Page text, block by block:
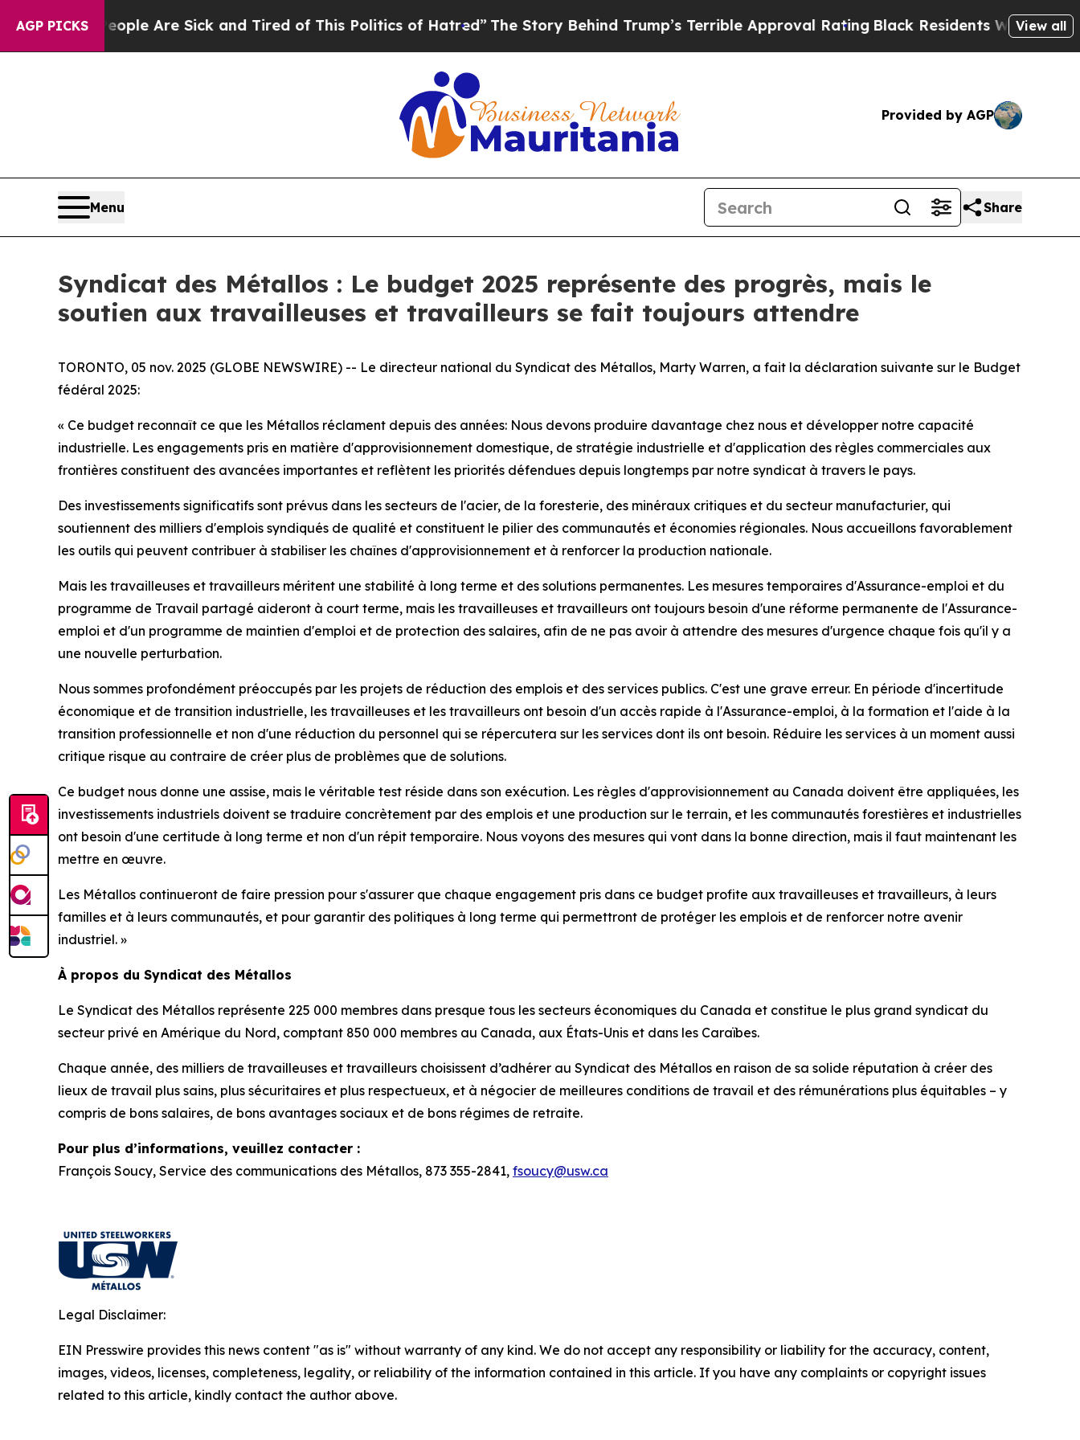
AGP PICKS
“People Are Sick and Tired of This Politics of Hatred”The Story Behind Trump’s Terrible Approval Rating Black Residents Warned ofView all
Provided by AGP
Menu Share
Syndicat des Métallos : Le budget 2025 représente des progrès, mais le
soutien aux travailleuses et travailleurs se fait toujours attendre
TORONTO, 05 nov. 2025 (GLOBE NEWSWIRE) -- Le directeur national du Syndicat des Métallos, Marty Warren, a fait la déclaration suivante sur le Budget
fédéral 2025:
« Ce budget reconnaît ce que les Métallos réclament depuis des années: Nous devons produire davantage chez nous et développer notre capacité
industrielle. Les engagements pris en matière d'approvisionnement domestique, de stratégie industrielle et d'application des règles commerciales aux
frontières constituent des avancées importantes et reflètent les priorités défendues depuis longtemps par notre syndicat à travers le pays.
Des investissements significatifs sont prévus dans les secteurs de l'acier, de la foresterie, des minéraux critiques et du secteur manufacturier, qui
soutiennent des milliers d'emplois syndiqués de qualité et constituent le pilier des communautés et économies régionales. Nous accueillons favorablement
les outils qui peuvent contribuer à stabiliser les chaînes d'approvisionnement et à renforcer la production nationale.
Mais les travailleuses et travailleurs méritent une stabilité à long terme et des solutions permanentes. Les mesures temporaires d'Assurance-emploi et du
programme de Travail partagé aideront à court terme, mais les travailleuses et travailleurs ont toujours besoin d'une réforme permanente de l'Assurance-
emploi et d'un programme de maintien d'emploi et de protection des salaires, afin de ne pas avoir à attendre des mesures d'urgence chaque fois qu'il y a
une nouvelle perturbation.
Nous sommes profondément préoccupés par les projets de réduction des emplois et des services publics. C'est une grave erreur. En période d'incertitude
économique et de transition industrielle, les travailleuses et les travailleurs ont besoin d'un accès rapide à l'Assurance-emploi, à la formation et l'aide à la
transition professionnelle et non d'une réduction du personnel qui se répercutera sur les services dont ils ont besoin. Réduire les services à un moment aussi
critique risque au contraire de créer plus de problèmes que de solutions.
Ce budget nous donne une assise, mais le véritable test réside dans son exécution. Les règles d'approvisionnement au Canada doivent être appliquées, les
investissements industriels doivent se traduire concrètement par des emplois et une production sur le terrain, et les communautés forestières et industrielles
ont besoin d'une certitude à long terme et non d'un répit temporaire. Nous voyons des mesures qui vont dans la bonne direction, mais il faut maintenant les
mettre en œuvre.
Les Métallos continueront de faire pression pour s'assurer que chaque engagement pris dans ce budget profite aux travailleuses et travailleurs, à leurs
familles et à leurs communautés, et pour garantir des politiques à long terme qui permettront de protéger les emplois et de renforcer notre avenir
industriel. »
À propos du Syndicat des Métallos
Le Syndicat des Métallos représente 225 000 membres dans presque tous les secteurs économiques du Canada et constitue le plus grand syndicat du
secteur privé en Amérique du Nord, comptant 850 000 membres au Canada, aux États-Unis et dans les Caraïbes.
Chaque année, des milliers de travailleuses et travailleurs choisissent d’adhérer au Syndicat des Métallos en raison de sa solide réputation à créer des
lieux de travail plus sains, plus sécuritaires et plus respectueux, et à négocier de meilleures conditions de travail et des rémunérations plus équitables – y
compris de bons salaires, de bons avantages sociaux et de bons régimes de retraite.
Pour plus d’informations, veuillez contacter :
François Soucy, Service des communications des Métallos, 873 355-2841, fsoucy@usw.ca
Legal Disclaimer:
EIN Presswire provides this news content "as is" without warranty of any kind. We do not accept any responsibility or liability for the accuracy, content,
images, videos, licenses, completeness, legality, or reliability of the information contained in this article. If you have any complaints or copyright issues
related to this article, kindly contact the author above.